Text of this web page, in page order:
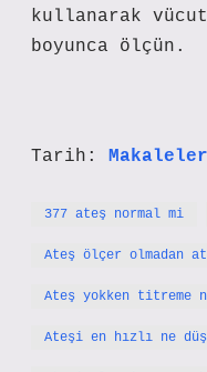
kullanarak
boyunca ölçün.
Tarih: Makaleler
377 ateş normal mi
Ateş ölçer olmadan
Ateş yokken titreme
Ateşi en hızlı ne